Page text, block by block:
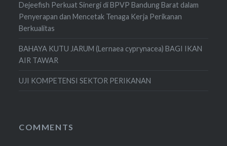
Dejeefish Perkuat Sinergi di BPVP Bandung Barat dalam
Penyerapan dan Mencetak Tenaga Kerja Perikanan
Berkualitas
BAHAYA KUTU JARUM (Lernaea cyprynacea) BAGI IKAN
AIR TAWAR
UJI KOMPETENSI SEKTOR PERIKANAN
COMMENTS